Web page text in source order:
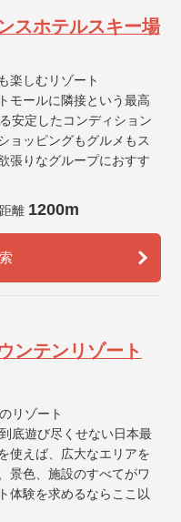
スホテルスキー場
楽しむリゾート
モールに隣接という最高
安定したコンディション
ョッピングもグルメもス
張りなグループにおすす
離 1200m
ンテンリゾート
リゾート
底遊び尽くせない日本最
使えば、広大なエリアを
景色、施設のすべてがワ
体験を求めるならここ以